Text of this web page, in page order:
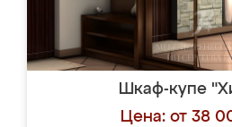
Шкаф-купе
Цена: от 38